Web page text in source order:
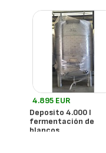
4.895 EUR
Deposito 4.000 l
fermentación de
blancos